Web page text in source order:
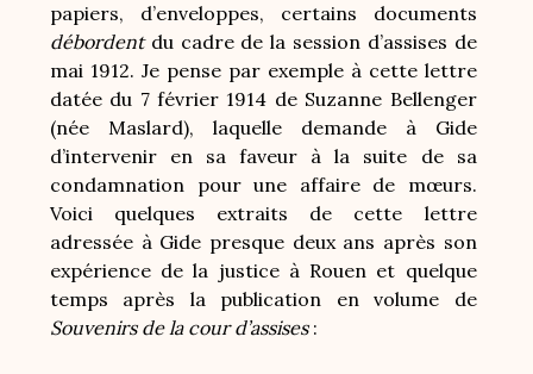
papiers, d’enveloppes, certains documents
débordentdu cadre de la session d’assises de
mai 1912. Je pense par exemple à cette lettre
datée du 7 février 1914 de Suzanne Bellenger
(née Maslard), laquelle demande à Gide
d’intervenir en sa faveur à la suite de sa
condamnation pour une affaire de mœurs.
Voici quelques extraits de cette lettre
adressée à Gide presque deux ans après son
expérience de la justice à Rouen et quelque
temps après la publication en volume de
Souvenirs de la cour d’assises: